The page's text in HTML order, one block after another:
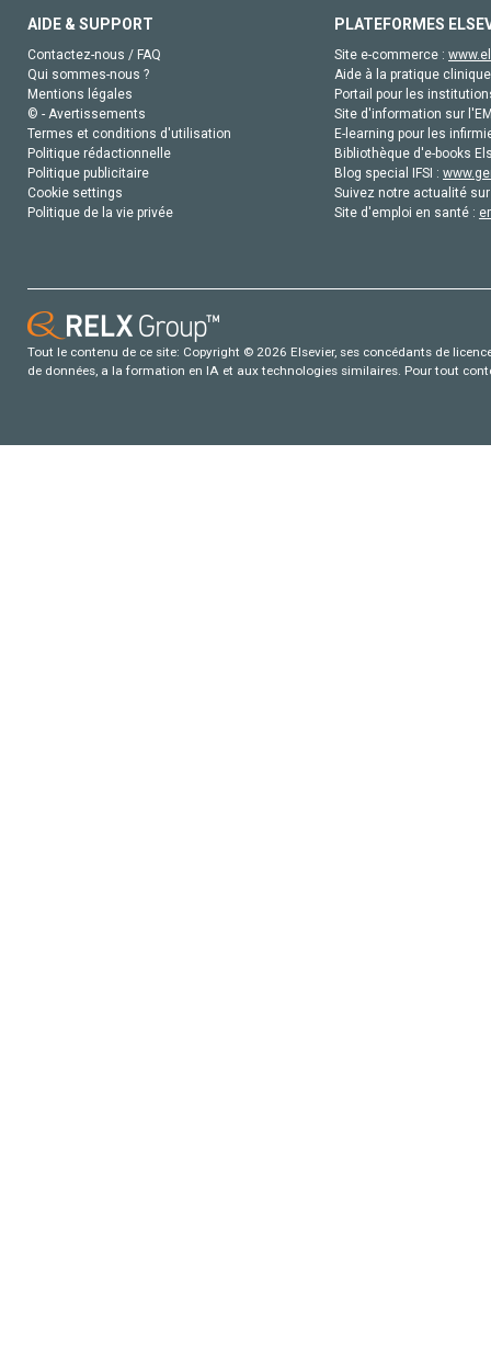
AIDE & SUPPORT
Contactez-nous / FAQ
Qui sommes-nous ?
Mentions légales
© - Avertissements
Termes et conditions d'utilisation
Politique rédactionnelle
Politique publicitaire
Cookie settings
Politique de la vie privée
PLATEFORMES
Site e-commerce :
Aide à la pratique
Portail pour les
Site d'information sur
E-learning pour les
Bibliothèque d'e-books
Blog special IFSI :
Suivez notre actualité
Site d'emploi en santé :
Tout le contenu de ce site: Copyright © 2026 Elsevier, ses concédants de
de données, a la formation en IA et aux technologies similaires. Pour tout